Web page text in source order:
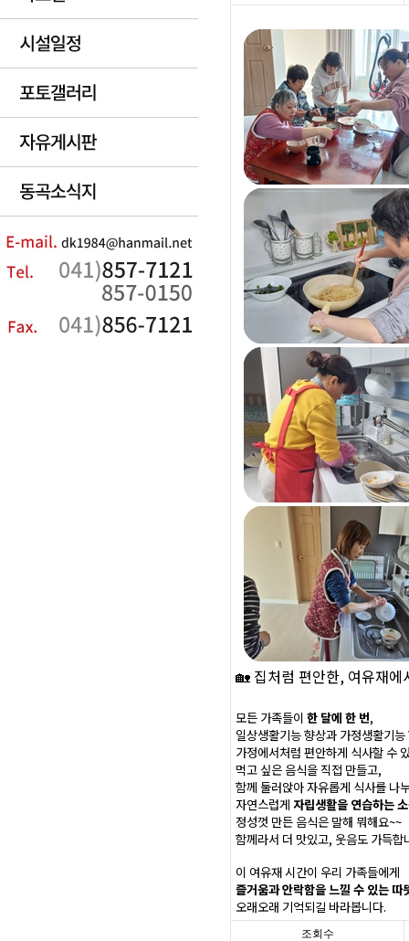
🏡 집처럼 편안한, 여유재에
모든 가족들이 한 달에 한 번,
일상생활기능 향상과 가정생활기
가정에서처럼 편안하게 식사할 수
먹고 싶은 음식을 직접 만들고,
함께 둘러앉아 자유롭게 식사를 나
자연스럽게 자립생활을 연습하는
정성껏 만든 음식은 말해 뭐해요~~
함께라서 더 맛있고, 웃음도 가득합
이 여유재 시간이 우리 가족들에게
즐거움과 안락함을 느낄 수 있는 따
오래오래 기억되길 바라봅니다.
조회수